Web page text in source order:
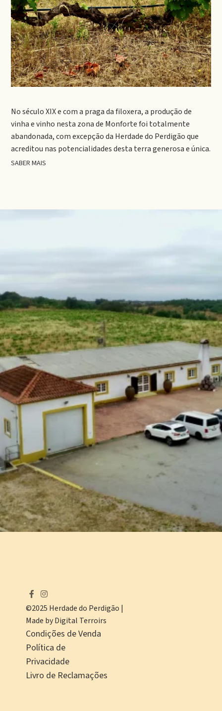
No século XIX e com a praga da filoxera, a produção de
vinha e vinho nesta zona de Monforte foi totalmente
abandonada, com excepção da Herdade do Perdigão que
©2025 Herdade do Perdigão |
Made by Digital Terroirs
Condições de Venda
Política de